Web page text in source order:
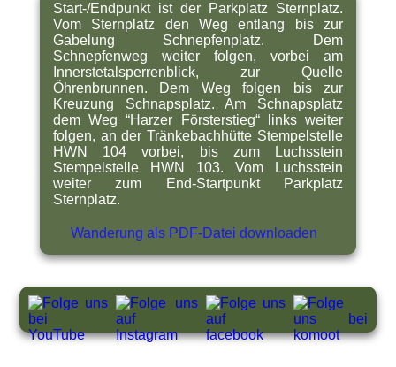
Start-/Endpunkt ist der Parkplatz Sternplatz.
Vom Sternplatz den Weg entlang bis zur
Gabelung Schnepfenplatz. Dem
Schnepfenweg weiter folgen, vorbei am
Innerstetalsperrenblick, zur Quelle
Öhrenbrunnen. Dem Weg folgen bis zur
Kreuzung Schnapsplatz. Am Schnapsplatz
dem Weg “Harzer Försterstieg“ links weiter
folgen, an der Tränkebachhütte Stempelstelle
HWN 104 vorbei, bis zum Luchsstein
Stempelstelle HWN 103. Vom Luchsstein
weiter zum End-Startpunkt Parkplatz
Sternplatz.
Wanderung als PDF-Datei downloaden
_